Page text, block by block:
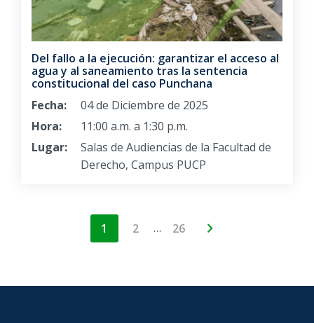
Del fallo a la ejecución: garantizar el acceso al
agua y al saneamiento tras la sentencia
constitucional del caso Punchana
Fecha:
04 de Diciembre de 2025
Hora:
11:00 a.m. a 1:30 p.m.
Lugar:
Salas de Audiencias de la Facultad de
Derecho, Campus PUCP
1 2 … 26